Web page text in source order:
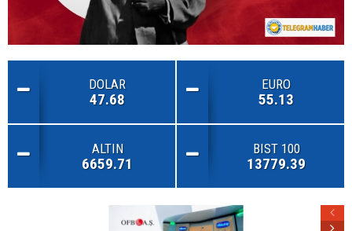
DOLAR
47.68
EURO
55.13
ALTIN
6659.71
BIST 100
13779.39